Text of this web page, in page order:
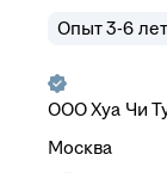
Опыт 3-6 лет
ОООХуа Чи
Москва